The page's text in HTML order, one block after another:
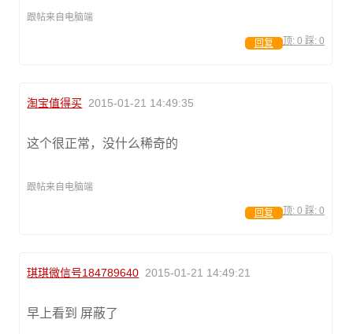
跟帖来自电脑端
顶: 0 踩: 0
回复
淘宝值得买 2015-01-21 14:49:35
这个很正常，没什么稀奇的
跟帖来自电脑端
顶: 0 踩: 0
回复
琪琪微信号184789640 2015-01-21 14:49:21
早上看到 屏蔽了